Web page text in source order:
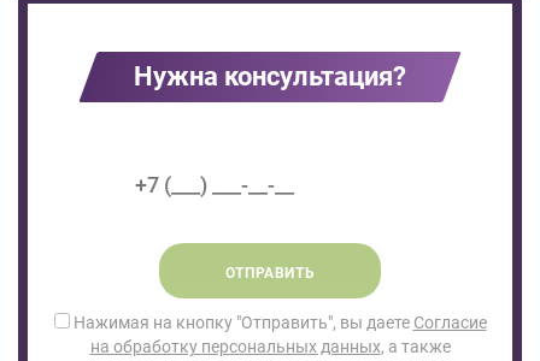
Нужна консультация?
ОТПРАВИТЬ
Нажимая на кнопку "Отправить", вы даете Согласие
на обработку персональных данных, а также